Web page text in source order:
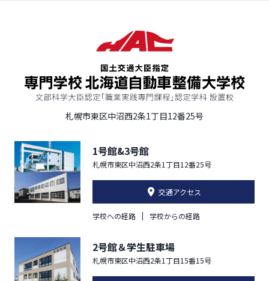
札幌市東区中沼西2条1丁目12番25号
1号館&3号館
札幌市東区中沼西2条1丁目12番25号
交通アクセス
学校への経路 学校からの経路
2号館＆学生駐車場
札幌市東区中沼西2条1丁目15番15号